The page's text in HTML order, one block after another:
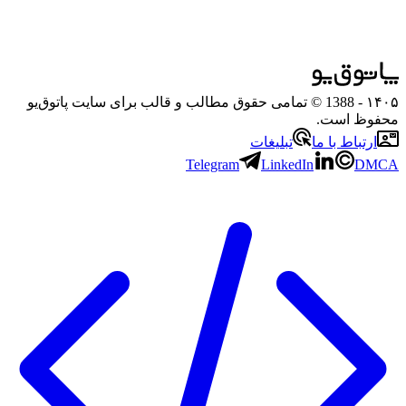
۱۴۰۵
- 1388 © تمامی حقوق مطالب و قالب برای سایت پاتوق‌یو
محفوظ است.
ارتباط با ما
تبلیغات
Telegram
LinkedIn DMCA